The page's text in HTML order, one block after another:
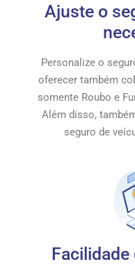
Ajuste o
Personalize o
oferecer também
somente Roubo e
Além disso,
seguro de